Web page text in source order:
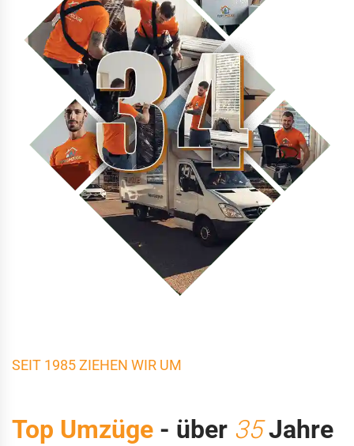
SEIT 1985 ZIEHEN WIR UM
Top Umzüge - über 35Jahre